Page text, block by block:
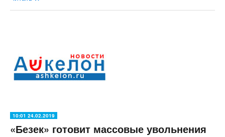
10:01 24.02.2019
«Безек» готовит массовые увольнения